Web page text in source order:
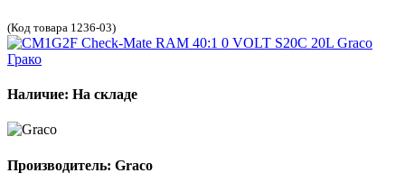
(Код товара 1236-03)
Наличие: На складе
Производитель: Graco